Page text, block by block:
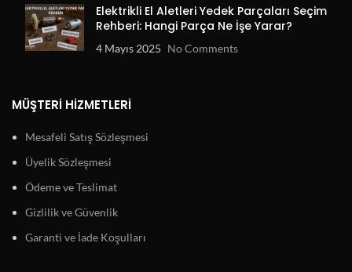
Elektrikli El Aletleri Yedek Parçaları Seçim
Rehberi: Hangi Parça Ne İşe Yarar?
4 Mayıs 2025 No Comments
MÜŞTERI HIZMETLERI
Mesafeli Satış Sözleşmesi
Üyelik Sözleşmesi
Ödeme ve Teslimat
Gizlilik ve Güvenlik
Garanti ve İade Koşulları